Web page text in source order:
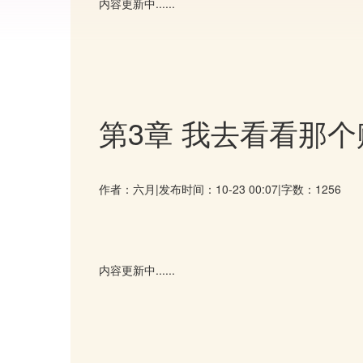
内容更新中......
第3章 我去看看那
作者：六月 |发布时间：10-23 00:07|字数：1256
内容更新中......